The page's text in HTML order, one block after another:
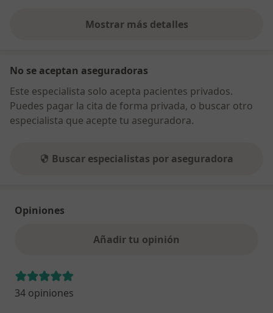
Mostrar más detalles
sobre la dirección
No se aceptan aseguradoras
Este especialista solo acepta pacientes privados.
Puedes pagar la cita de forma privada, o buscar otro
especialista que acepte tu aseguradora.
Buscar especialistas por aseguradora
Opiniones
Añadir tu opinión
34 opiniones